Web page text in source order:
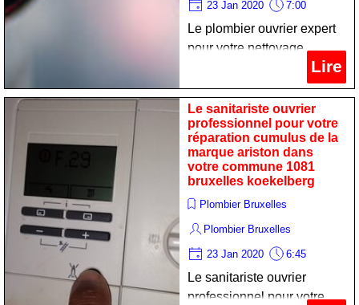
23 Jan 2020 7:00
Le plombier ouvrier expert
pour votre nettoyage
convecteur de la marque
chappée dans votre
commune 1081 bruxelles
koekelberg
Lire
Le sanitariste ouvrier
professionnel pour votre
réparation cumulus de la
marque ariston dans
votre commune 1081
bruxelles koekelberg
Plombier Bruxelles
Plombier Bruxelles
23 Jan 2020 6:45
Le sanitariste ouvrier
professionnel pour votre